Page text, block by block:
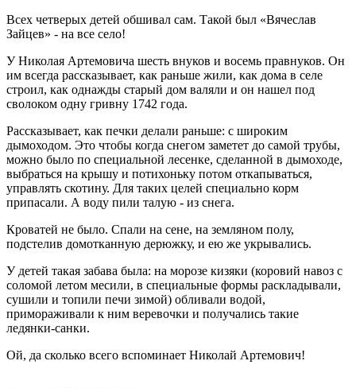
Всех четверых детей обшивал сам. Такой был «Вячеслав
Зайцев» - на все село!
У Николая Артемовича шесть внуков и восемь правнуков. Он
им всегда рассказывает, как раньше жили, как дома в селе
строил, как однажды старый дом валяли и он нашел под
сволоком одну гривну 1742 года.
Рассказывает, как печки делали раньше: с широким
дымоходом. Это чтобы когда снегом заметет до самой трубы,
можно было по специальной лесенке, сделанной в дымоходе,
выбраться на крышу и потихоньку потом откапываться,
управлять скотину. Для таких целей специально корм
припасали. А воду пили талую - из снега.
Кроватей не было. Спали на сене, на земляном полу,
подстелив домотканную дерюжку, и ею же укрывались.
У детей такая забава была: на морозе кизяки (коровий навоз с
соломой летом месили, в специальные формы раскладывали,
сушили и топили печи зимой) обливали водой,
примораживали к ним веревочки и получались такие
ледянки-санки.
Ой, да сколько всего вспоминает Николай Артемович!